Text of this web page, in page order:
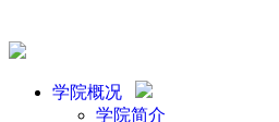
学院概况
学院简介